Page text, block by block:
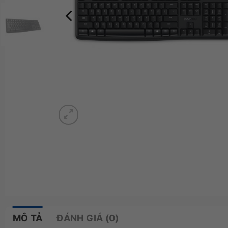
MÔ TẢ ĐÁNH GIÁ (0)